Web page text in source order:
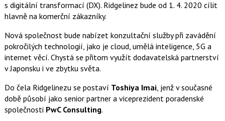
s digitální transformací (DX). Ridgelinez bude od 1. 4. 2020 cílit
hlavně na komerční zákazníky.
Nová společnost bude nabízet konzultační služby při zavádění
pokročilých technologií, jako je cloud, umělá inteligence, 5G a
internet věcí. Chystá se přitom využít dodavatelská partnerství
v Japonsku i ve zbytku světa.
Do čela Ridgelinezu se postaví Toshiya Imai, jenž v současné
době působí jako senior partner a viceprezident poradenské
společnosti PwC Consulting.